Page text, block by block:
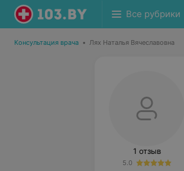
Все рубрики
Консультация врача • Лях Наталья Вячеславовна
1 отзыв
5.0